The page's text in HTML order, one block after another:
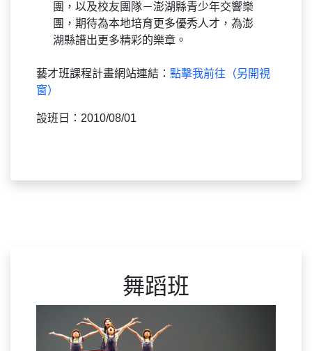
團，以及校友團隊－澎湖縣青少年交響樂
團，期待為本地培育更多優秀人才，為澎
湖縣譜出更多精彩的樂章。
藝才班課程計畫網站連結： 點擊我前往（另開視
窗）
設班日：2010/08/01
舞蹈班